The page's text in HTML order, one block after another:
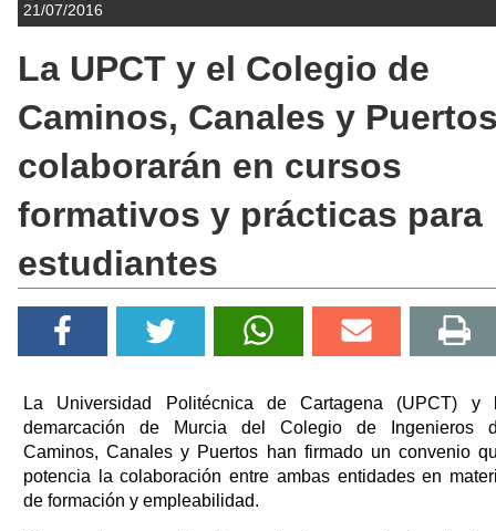
21/07/2016
La UPCT y el Colegio de
Caminos, Canales y
colaborarán en cursos
formativos y prácticas para
estudiantes
La Universidad Politécnica de Cartagena (UPCT) y
demarcación de Murcia del Colegio de Ingenieros
Caminos, Canales y Puertos han firmado un convenio
potencia la colaboración entre ambas entidades en
de formación y empleabilidad.